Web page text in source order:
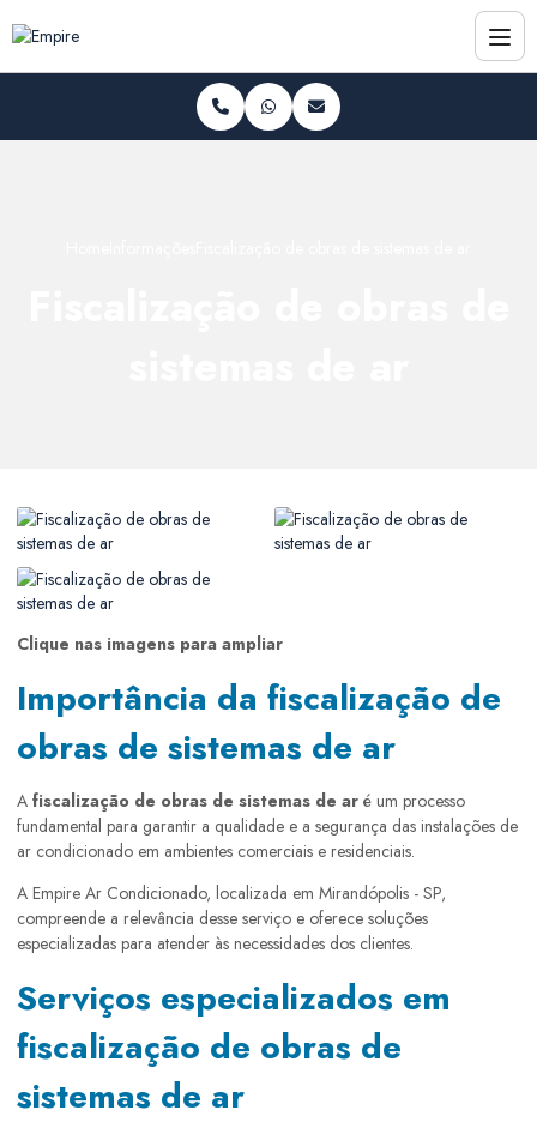
Clique nas imagens para ampliar
Importância da fiscalização de
obras de sistemas de ar
A fiscalização de obras de sistemas de ar é um processo
fundamental para garantir a qualidade e a segurança das instalações de
ar condicionado em ambientes comerciais e residenciais.
A Empire Ar Condicionado, localizada em Mirandópolis - SP,
compreende a relevância desse serviço e oferece soluções
especializadas para atender às necessidades dos clientes.
Serviços especializados em
fiscalização de obras de
sistemas de ar